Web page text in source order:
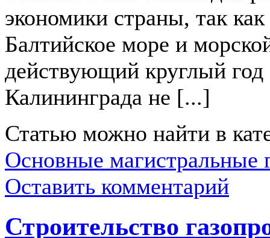
экономики страны, так
Балтийское море и
действующий круглый
Калининграда не [...]
Статью можно найти в
Основные магистральные
Оставить комментарий
Строительство